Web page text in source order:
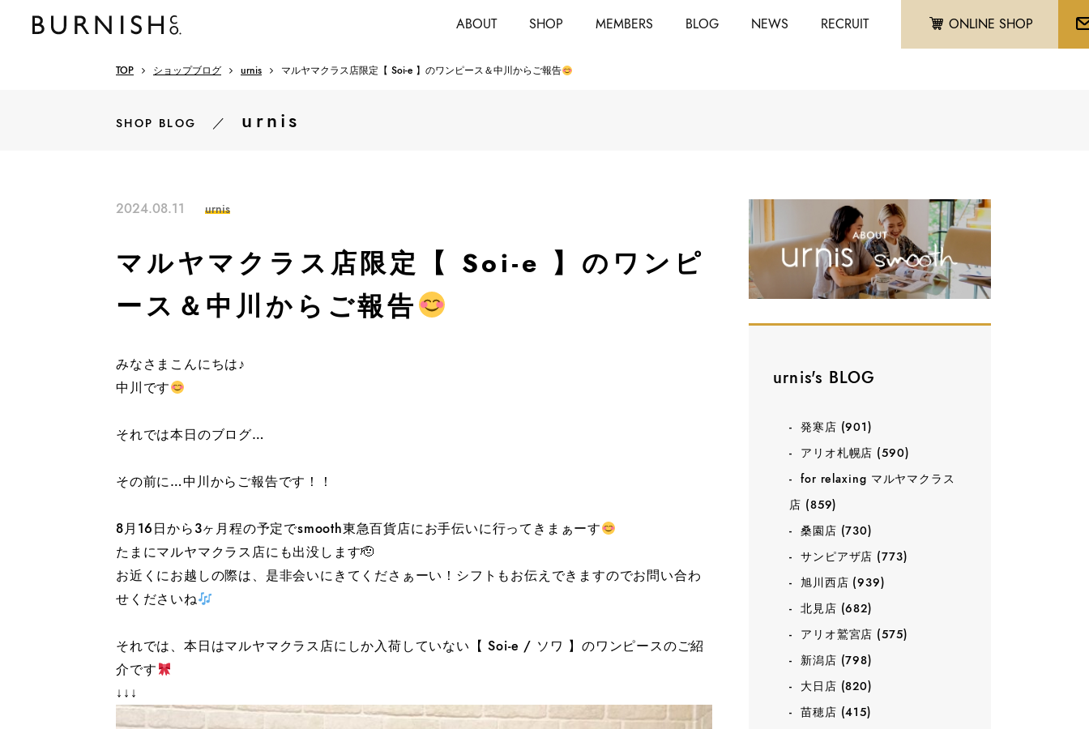
ABOUT SHOP MEMBERS BLOG NEWS RECRUIT ONLINE SHOP
TOP ショップブログ urnis マルヤマクラス店限定【 Soi-e 】のワンピース＆中川からご報告
SHOP BLOG ／ urnis
2024.08.11 urnis
マルヤマクラス店限定【 Soi-e 】のワンピ
ース＆中川からご報告
みなさまこんにちは♪
中川です
それでは本日のブログ…
その前に…中川からご報告です！！
8月16日から3ヶ月程の予定でsmooth東急百貨店にお手伝いに行ってきまぁーす
たまにマルヤマクラス店にも出没します🫡
お近くにお越しの際は、是非会いにきてくださぁーい！シフトもお伝えできますのでお問い合わ
せくださいね
それでは、本日はマルヤマクラス店にしか入荷していない【 Soi-e / ソワ 】のワンピースのご紹
介です
↓↓↓
urnis's BLOG
発寒店 (901)
アリオ札幌店 (590)
for relaxing マルヤマクラス
店 (859)
桑園店 (730)
サンピアザ店 (773)
旭川西店 (939)
北見店 (682)
アリオ鷲宮店 (575)
新潟店 (798)
大日店 (820)
苗穂店 (415)